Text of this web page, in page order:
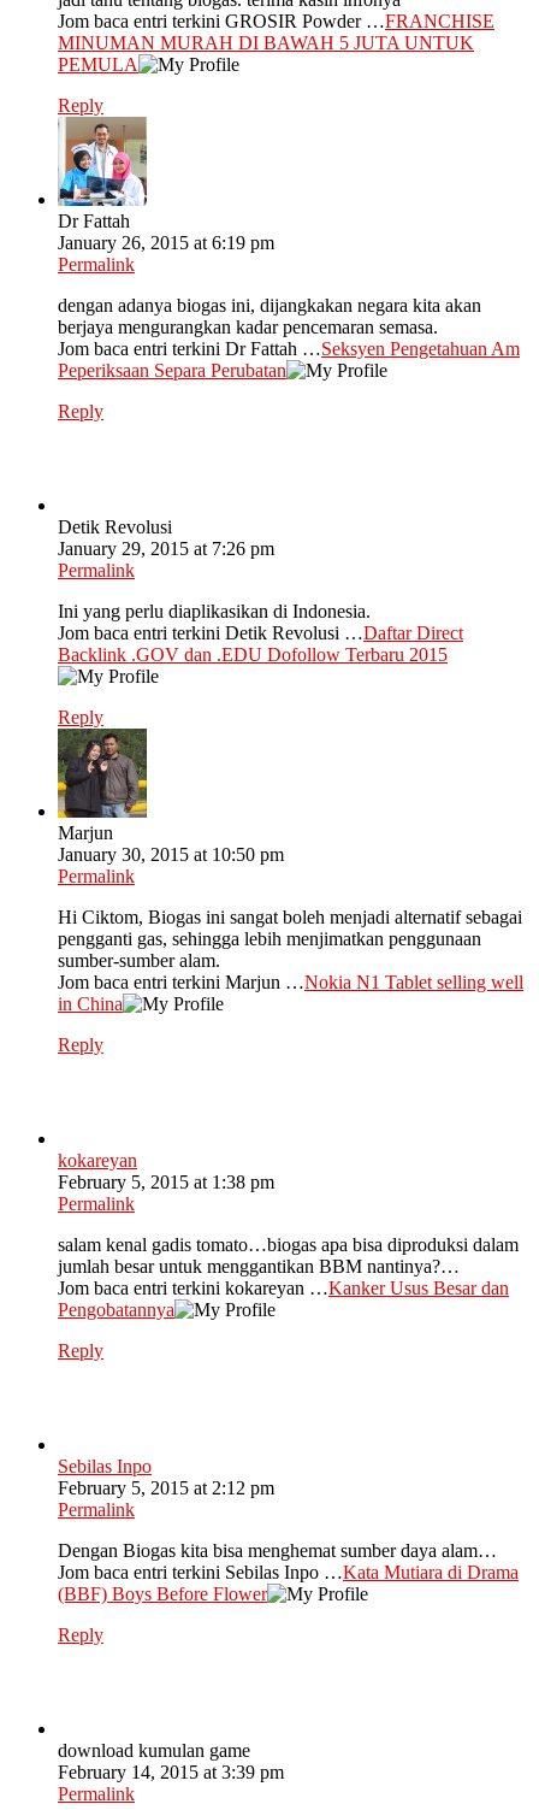
Jom baca entri terkini GROSIR Powder …FRANCHISE
MINUMAN MURAH DI BAWAH 5 JUTA UNTUK
PEMULA
Reply
Dr Fattah
January 26, 2015 at 6:19 pm
Permalink
dengan adanya biogas ini, dijangkakan negara kita akan
berjaya mengurangkan kadar pencemaran semasa.
Jom baca entri terkini Dr Fattah …Seksyen Pengetahuan Am
Peperiksaan Separa Perubatan
Reply
Detik Revolusi
January 29, 2015 at 7:26 pm
Permalink
Ini yang perlu diaplikasikan di Indonesia.
Jom baca entri terkini Detik Revolusi …Daftar Direct
Backlink .GOV dan .EDU Dofollow Terbaru 2015
Reply
Marjun
January 30, 2015 at 10:50 pm
Permalink
Hi Ciktom, Biogas ini sangat boleh menjadi alternatif sebagai
pengganti gas, sehingga lebih menjimatkan penggunaan
sumber-sumber alam.
Jom baca entri terkini Marjun …Nokia N1 Tablet selling well
in China
Reply
kokareyan
February 5, 2015 at 1:38 pm
Permalink
salam kenal gadis tomato…biogas apa bisa diproduksi dalam
jumlah besar untuk menggantikan BBM nantinya?…
Jom baca entri terkini kokareyan …Kanker Usus Besar dan
Pengobatannya
Reply
Sebilas Inpo
February 5, 2015 at 2:12 pm
Permalink
Dengan Biogas kita bisa menghemat sumber daya alam…
Jom baca entri terkini Sebilas Inpo …Kata Mutiara di Drama
(BBF) Boys Before Flower
Reply
download kumulan game
February 14, 2015 at 3:39 pm
Permalink